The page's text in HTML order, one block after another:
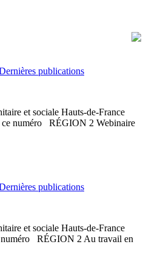
publications
et sociale Hauts-de-France
numéro RÉGION 2 Webinaire
publications
et sociale Hauts-de-France
RÉGION 2 Au travail en